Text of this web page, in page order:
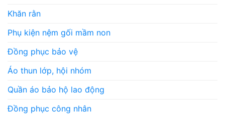
Khăn rằn
Phụ kiện nệm gối mầm non
Đồng phục bảo vệ
Áo thun lớp, hội nhóm
Quần áo bảo hộ lao động
Đồng phục công nhân